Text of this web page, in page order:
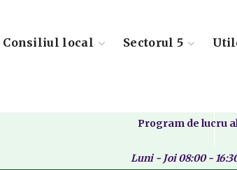
Consiliul local Sectorul 5
Program de lucru
Luni - Joi 08:00 -